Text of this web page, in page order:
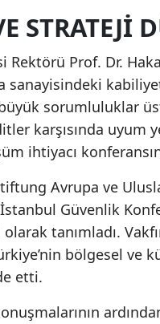
STRATEJI
Rektörü Prof. Dr.
sanayisindeki
sorumluluklar
karşısında uyum
ihtiyacı
Avrupa ve
Güvenlik
tanımladı.
bölgesel ve
etti.